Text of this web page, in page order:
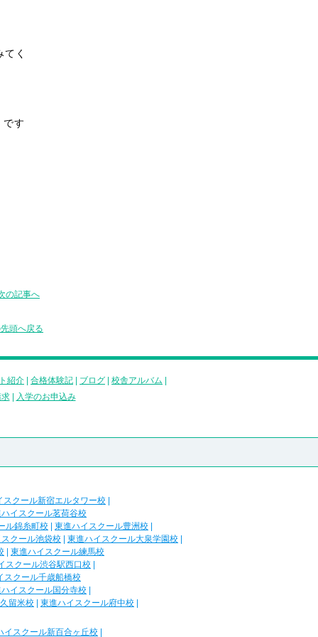
く
です
の記事へ
頭へ戻る
紹介 合格体験記 ブログ 校舎アルバム
|
入学のお申込み
スクール新宿エルタワー校
イスクール茗荷谷校
ル錦糸町校 東進ハイスクール豊洲校
クール池袋校 東進ハイスクール大泉学園校
東進ハイスクール練馬校
スクール渋谷駅西口校
スクール千歳船橋校
イスクール国分寺校
留米校 東進ハイスクール府中校
イスクール新百合ヶ丘校